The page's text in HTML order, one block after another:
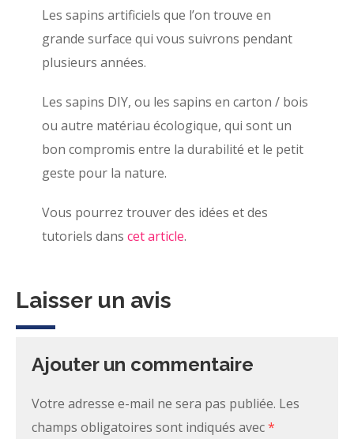
Les sapins artificiels que l’on trouve en
grande surface qui vous suivrons pendant
plusieurs années.
Les sapins DIY, ou les sapins en carton / bois
ou autre matériau écologique, qui sont un
bon compromis entre la durabilité et le petit
geste pour la nature.
Vous pourrez trouver des idées et des
tutoriels dans cet article.
Laisser un avis
Ajouter un commentaire
Votre adresse e-mail ne sera pas publiée. Les
champs obligatoires sont indiqués avec*